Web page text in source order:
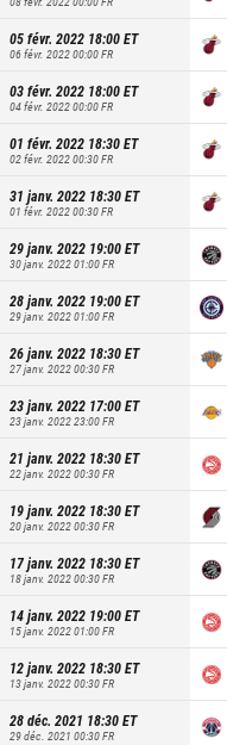
05 févr. 2022 18:00ET
06 févr. 2022 00:00FR
03 févr. 2022 18:00ET
04 févr. 2022 00:00FR
01 févr. 2022 18:30ET
02 févr. 2022 00:30FR
31 janv. 2022 18:30ET
01 févr. 2022 00:30FR
29 janv. 2022 19:00ET
30 janv. 2022 01:00FR
28 janv. 2022 19:00ET
29 janv. 2022 01:00FR
26 janv. 2022 18:30ET
27 janv. 2022 00:30FR
23 janv. 2022 17:00ET
23 janv. 2022 23:00FR
21 janv. 2022 18:30ET
22 janv. 2022 00:30FR
19 janv. 2022 18:30ET
20 janv. 2022 00:30FR
17 janv. 2022 18:30ET
18 janv. 2022 00:30FR
14 janv. 2022 19:00ET
15 janv. 2022 01:00FR
12 janv. 2022 18:30ET
13 janv. 2022 00:30FR
28 déc. 2021 18:30ET
29 déc. 2021 00:30FR